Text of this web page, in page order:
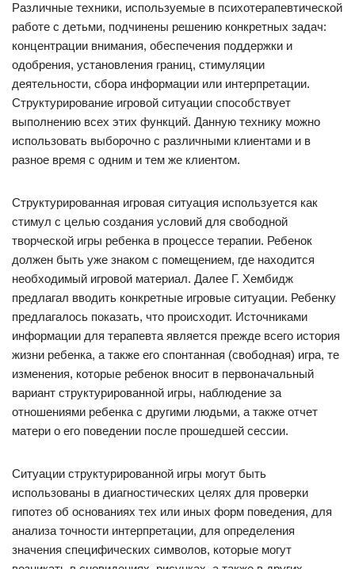
Различные техники, используемые в психотерапевтической
работе с детьми, подчинены решению конкретных задач:
концентрации внимания, обеспечения поддержки и
одобрения, установления границ, стимуляции
деятельности, сбора информации или интерпретации.
Структурирование игровой ситуации способствует
выполнению всех этих функций. Данную технику можно
использовать выборочно с различными клиентами и в
разное время с одним и тем же клиентом.
Структурированная игровая ситуация используется как
стимул с целью создания условий для свободной
творческой игры ребенка в процессе терапии. Ребенок
должен быть уже знаком с помещением, где находится
необходимый игровой материал. Далее Г. Хембидж
предлагал вводить конкретные игровые ситуации. Ребенку
предлагалось показать, что происходит. Источниками
информации для терапевта является прежде всего история
жизни ребенка, а также его спонтанная (свободная) игра, те
изменения, которые ребенок вносит в первоначальный
вариант структурированной игры, наблюдение за
отношениями ребенка с другими людьми, а также отчет
матери о его поведении после прошедшей сессии.
Ситуации структурированной игры могут быть
использованы в диагностических целях для проверки
гипотез об основаниях тех или иных форм поведения, для
анализа точности интерпретации, для определения
значения специфических символов, которые могут